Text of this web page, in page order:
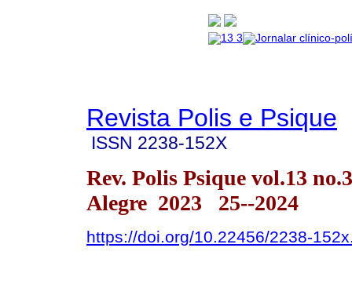
Revista Polis e Psique
ISSN 2238-152X
Rev. Polis Psique vol.13
Alegre 2023 25--2024
https://doi.org/10.22456/2238-